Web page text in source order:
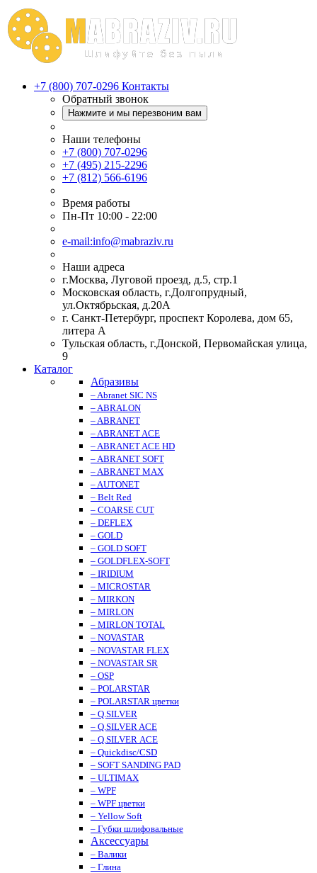
+7 (800) 707-0296 Контакты
Обратный звонок
Нажмите и мы перезвоним вам
Наши телефоны
+7 (800) 707-0296
+7 (495) 215-2296
+7 (812) 566-6196
Время работы
Пн-Пт 10:00 - 22:00
e-mail:info@mabraziv.ru
Наши адреса
г.Москва, Луговой проезд, д.5, стр.1
Московская область, г.Долгопрудный,
ул.Октябрьская, д.20А
г. Санкт-Петербург, проспект Королева, дом 65,
литера А
Тульская область, г.Донской, Первомайская улица,
9
Каталог
Абразивы
– Abranet SIC NS
– ABRALON
– ABRANET
– ABRANET ACE
– ABRANET ACE HD
– ABRANET SOFT
– ABRANET MAX
– AUTONET
– Belt Red
– COARSE CUT
– DEFLEX
– GOLD
– GOLD SOFT
– GOLDFLEX-SOFT
– IRIDIUM
– MICROSTAR
– MIRKON
– MIRLON
– MIRLON TOTAL
– NOVASTAR
– NOVASTAR FLEX
– NOVASTAR SR
– OSP
– POLARSTAR
– POLARSTAR цветки
– Q.SILVER
– Q.SILVER ACE
– Q.SILVER ACE
– Quickdisc/CSD
– SOFT SANDING PAD
– ULTIMAX
– WPF
– WPF цветки
– Yellow Soft
– Губки шлифовальные
Аксессуары
– Валики
– Глина